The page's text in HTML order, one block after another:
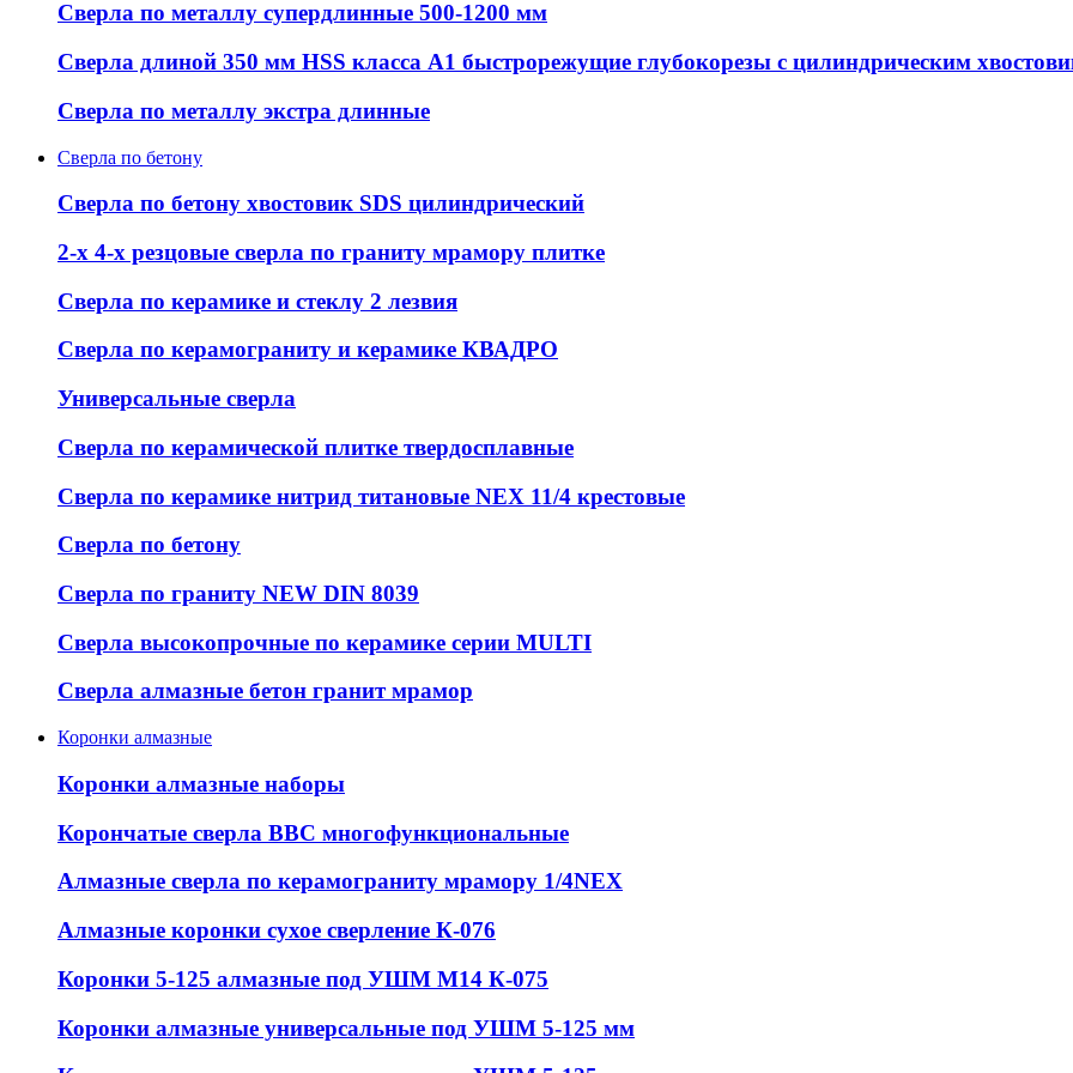
Сверла по металлу супердлинные 500-1200 мм
Сверла длиной 350 мм HSS класса А1 быстрорежущие глубокорезы с цилиндрическим
Сверла по металлу экстра длинные
Сверла по бетону
Сверла по бетону хвостовик SDS цилиндрический
2-х 4-х резцовые сверла по граниту мрамору плитке
Сверла по керамике и стеклу 2 лезвия
Сверла по керамограниту и керамике КВАДРО
Универсальные сверла
Сверла по керамической плитке твердосплавные
Сверла по керамике нитрид титановые NEX 11/4 крестовые
Сверла по бетону
Сверла по граниту NEW DIN 8039
Сверла высокопрочные по керамике серии MULTI
Сверла алмазные бетон гранит мрамор
Коронки алмазные
Коронки алмазные наборы
Корончатые сверла ВВС многофункциональные
Алмазные сверла по керамограниту мрамору 1/4NEX
Алмазные коронки сухое сверление К-076
Коронки 5-125 алмазные под УШМ М14 К-075
Коронки алмазные универсальные под УШМ 5-125 мм